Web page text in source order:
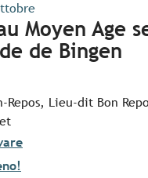
Moyen Age
de Bingen
Repos, Lieu-dit Bon